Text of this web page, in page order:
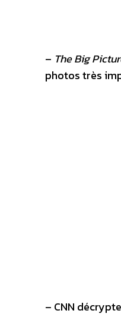
– The Big
photos très
– CNN